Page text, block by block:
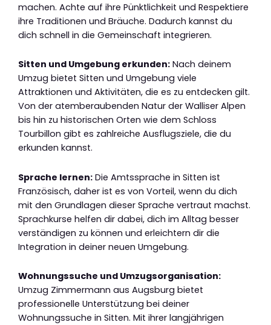
machen. Achte auf ihre Pünktlichkeit und Respektiere
ihre Traditionen und Bräuche. Dadurch kannst du
dich schnell in die Gemeinschaft integrieren.
Sitten und Umgebung erkunden: Nach deinem
Umzug bietet Sitten und Umgebung viele
Attraktionen und Aktivitäten, die es zu entdecken gilt.
Von der atemberaubenden Natur der Walliser Alpen
bis hin zu historischen Orten wie dem Schloss
Tourbillon gibt es zahlreiche Ausflugsziele, die du
erkunden kannst.
Sprache lernen: Die Amtssprache in Sitten ist
Französisch, daher ist es von Vorteil, wenn du dich
mit den Grundlagen dieser Sprache vertraut machst.
Sprachkurse helfen dir dabei, dich im Alltag besser
verständigen zu können und erleichtern dir die
Integration in deiner neuen Umgebung.
Wohnungssuche und Umzugsorganisation:
Umzug Zimmermann aus Augsburg bietet
professionelle Unterstützung bei deiner
Wohnungssuche in Sitten. Mit ihrer langjährigen